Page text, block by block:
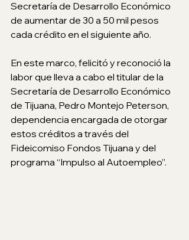
Secretaría de Desarrollo Económico
de aumentar de 30 a 50 mil pesos
cada crédito en el siguiente año.
En este marco, felicitó y reconoció la
labor que lleva a cabo el titular de la
Secretaría de Desarrollo Económico
de Tijuana, Pedro Montejo Peterson,
dependencia encargada de otorgar
estos créditos a través del
Fideicomiso Fondos Tijuana y del
programa “Impulso al Autoempleo”.